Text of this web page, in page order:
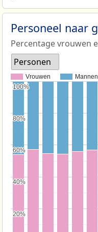
Personeel naar
Percentage vrouwen
Personen
Vrouwen Mannen
20%
20%
40%
40%
60%
60%
80%
80%
100%
100%